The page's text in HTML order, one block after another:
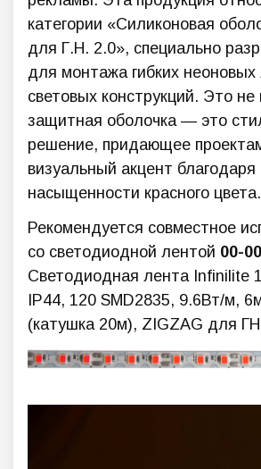
категории «Силиконовая
для Г.Н. 2.0», специально
для монтажа гибких неоновых
световых конструкций. Это не
защитная оболочка — это
решение, придающее
визуальный акцент благодаря
насыщенности красного цвета.
Рекомендуется совместное
со светодиодной лентой 00-
Светодиодная лента Infinilite
IP44, 120 SMD2835, 9.6Вт/м,
(катушка 20м), ZIGZAG для